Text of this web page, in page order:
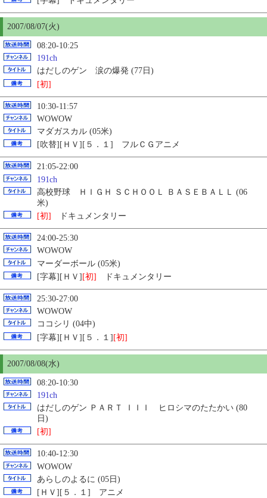
2007/08/07(火)
08:20-10:25
191ch
はだしのゲン 涙の爆発 (77日)
[初]
10:30-11:57
WOWOW
マダガスカル (05米)
[吹替][ＨＶ][５．１] フルＣＧアニメ
21:05-22:00
191ch
高校野球 ＨＩＧＨ ＳＣＨＯＯＬ ＢＡＳＥＢＡＬＬ (06
米)
[初]
ドキュメンタリー
24:00-25:30
WOWOW
マーダーボール (05米)
[字幕][ＨＶ] [初] ドキュメンタリー
25:30-27:00
WOWOW
ココシリ (04中)
[字幕][ＨＶ][５．１][初]
2007/08/08(水)
08:20-10:30
191ch
はだしのゲン ＰＡＲＴ ＩＩＩ ヒロシマのたたかい (80
日)
[初]
10:40-12:30
WOWOW
あらしのよるに (05日)
[ＨＶ][５．１] アニメ